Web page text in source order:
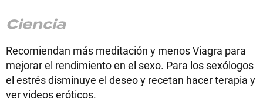
Ciencia
Recomiendan más meditación y menos Viagra para
mejorar el rendimiento en el sexo. Para los sexólogos
el estrés disminuye el deseo y recetan hacer terapia y
ver videos eróticos.